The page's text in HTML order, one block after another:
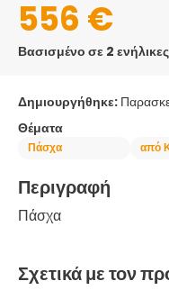
556 €
Βασισμένο σε 2 ενήλικες
Δημιουργήθηκε:
Θέματα
Πάσχα από
Περιγραφή
Πάσχα
Σχετικά με τον